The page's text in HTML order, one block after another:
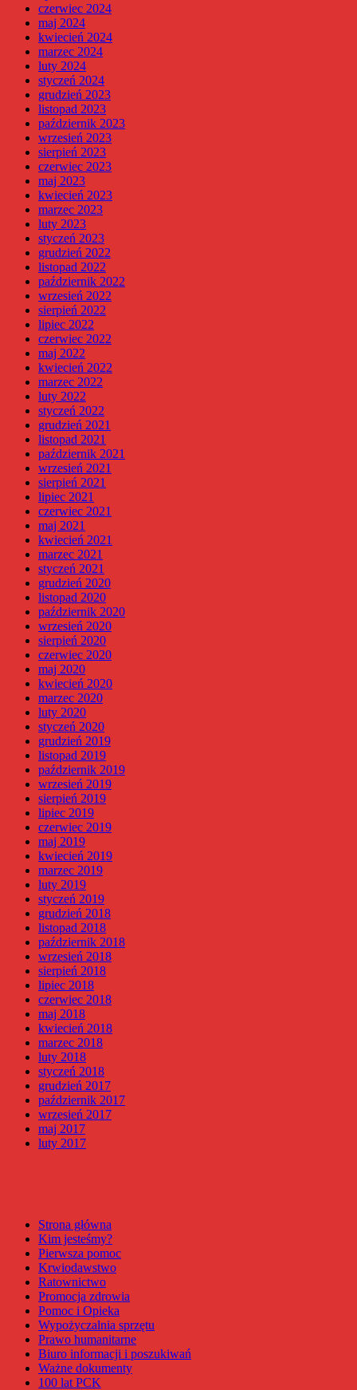
czerwiec 2024
maj 2024
kwiecień 2024
marzec 2024
luty 2024
styczeń 2024
grudzień 2023
listopad 2023
październik 2023
wrzesień 2023
sierpień 2023
czerwiec 2023
maj 2023
kwiecień 2023
marzec 2023
luty 2023
styczeń 2023
grudzień 2022
listopad 2022
październik 2022
wrzesień 2022
sierpień 2022
lipiec 2022
czerwiec 2022
maj 2022
kwiecień 2022
marzec 2022
luty 2022
styczeń 2022
grudzień 2021
listopad 2021
październik 2021
wrzesień 2021
sierpień 2021
lipiec 2021
czerwiec 2021
maj 2021
kwiecień 2021
marzec 2021
styczeń 2021
grudzień 2020
listopad 2020
październik 2020
wrzesień 2020
sierpień 2020
czerwiec 2020
maj 2020
kwiecień 2020
marzec 2020
luty 2020
styczeń 2020
grudzień 2019
listopad 2019
październik 2019
wrzesień 2019
sierpień 2019
lipiec 2019
czerwiec 2019
maj 2019
kwiecień 2019
marzec 2019
luty 2019
styczeń 2019
grudzień 2018
listopad 2018
październik 2018
wrzesień 2018
sierpień 2018
lipiec 2018
czerwiec 2018
maj 2018
kwiecień 2018
marzec 2018
luty 2018
styczeń 2018
grudzień 2017
październik 2017
wrzesień 2017
maj 2017
luty 2017
Strona główna
Kim jesteśmy?
Pierwsza pomoc
Krwiodawstwo
Ratownictwo
Promocja zdrowia
Pomoc i Opieka
Wypożyczalnia sprzętu
Prawo humanitarne
Biuro informacji i poszukiwań
Ważne dokumenty
100 lat PCK